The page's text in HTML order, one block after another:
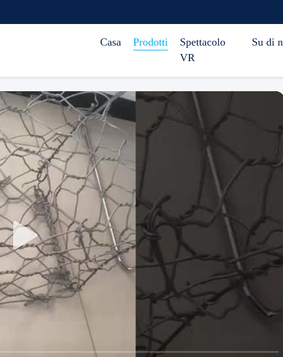
Casa Prodotti
Spettacolo
VR
Su di